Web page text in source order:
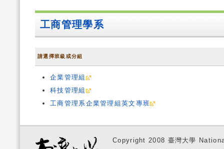
工商管理學系
請選擇班級或分組
企業管理組
科技管理組
工商管理系企業管理組英文專班
Copyright 2008 臺灣大學